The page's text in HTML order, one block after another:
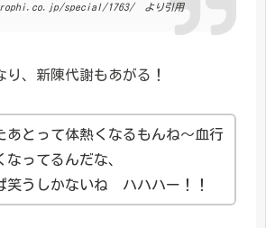
special/1763/ より引用
り、新陳代謝もあがる！
あとって体熱くなるもんね～血行
なってるんだな、
笑うしかないね ハハハー！！